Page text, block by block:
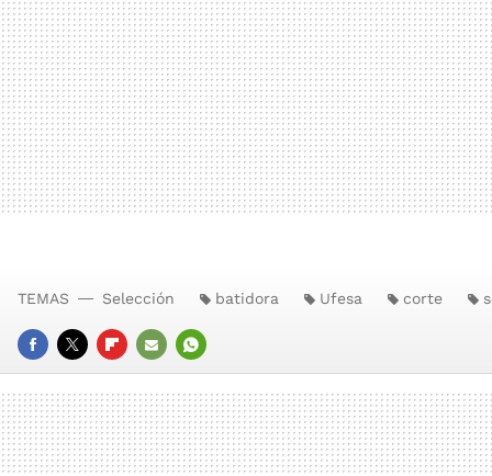
FACEBOOK
TWITTERFLIPBOARD
E-
MAIL
WHATSAPP
TEMAS Selección batidora Ufesa corte